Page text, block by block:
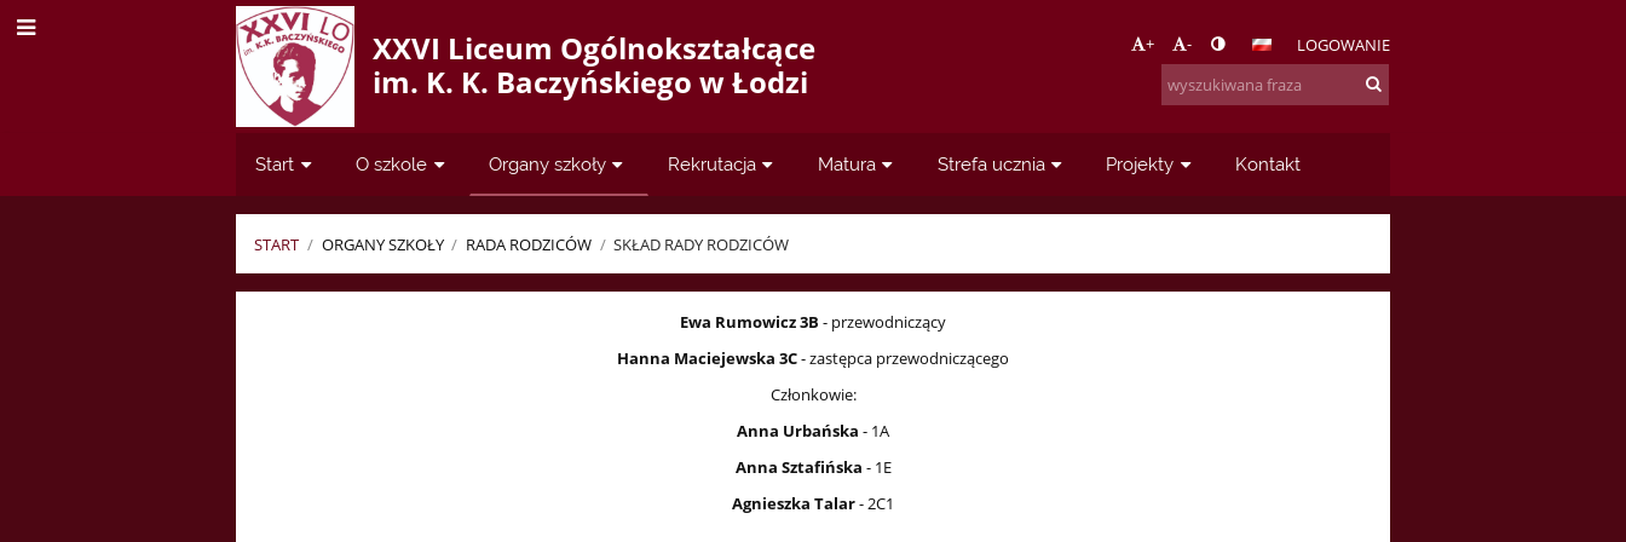
XXVI Liceum Ogólnokształcące
im. K. K. Baczyńskiego w Łodzi
+ - LOGOWANIE
Start O szkole Organy szkoły Rekrutacja Matura Strefa ucznia Projekty Kontakt
START / ORGANY SZKOŁY / RADA RODZICÓW / SKŁAD RADY RODZICÓW
Ewa Rumowicz 3B - przewodniczący
Hanna Maciejewska 3C- zastępca przewodniczącego
Członkowie:
Anna Urbańska - 1A
Anna Sztafińska - 1E
Agnieszka Talar- 2C1